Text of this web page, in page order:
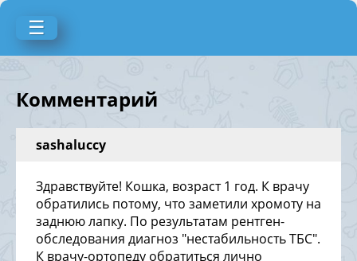
☰
Комментарий
sashaluccy
Здравствуйте! Кошка, возраст 1 год. К врачу
обратились потому, что заметили хромоту на
заднюю лапку. По результатам рентген-
обследования диагноз "нестабильность ТБС".
К врачу-ортопеду обратиться лично